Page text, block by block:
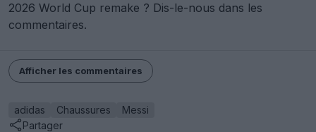
2026 World Cup remake ? Dis-le-nous dans les
commentaires.
Afficher les commentaires
adidas Chaussures
Messi
Partager